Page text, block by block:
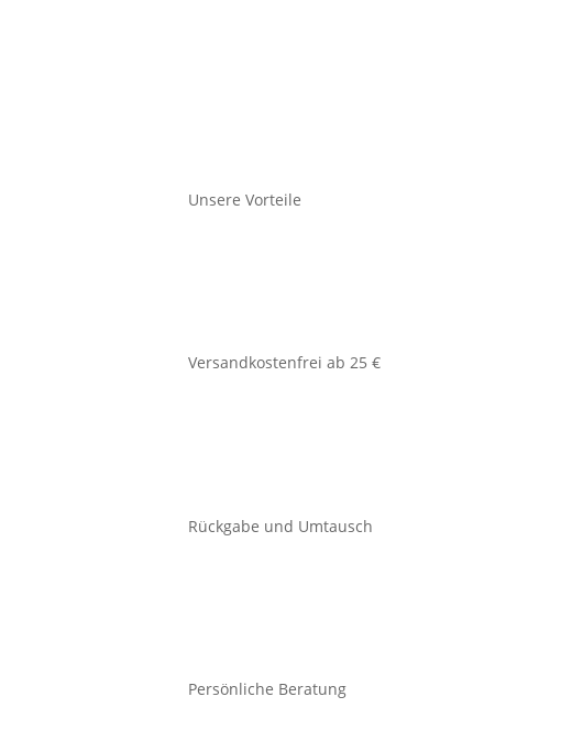
Unsere Vorteile
Versandkostenfrei ab 25 €
Rückgabe und Umtausch
Persönliche Beratung